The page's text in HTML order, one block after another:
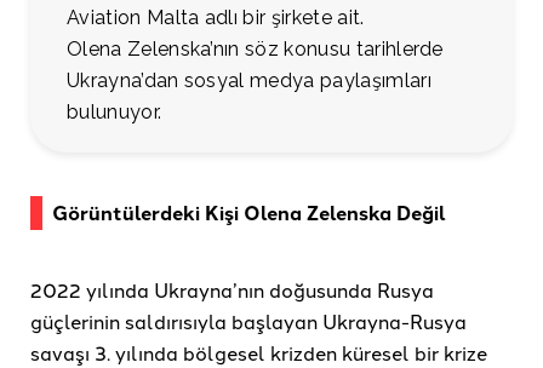
Aviation Malta adlı bir şirkete ait.
Olena Zelenska’nın söz konusu tarihlerde
Ukrayna’dan sosyal medya paylaşımları
bulunuyor.
Görüntülerdeki Kişi Olena Zelenska Değil
2022 yılında Ukrayna’nın doğusunda Rusya
güçlerinin saldırısıyla başlayan Ukrayna-Rusya
savaşı 3. yılında bölgesel krizden küresel bir krize